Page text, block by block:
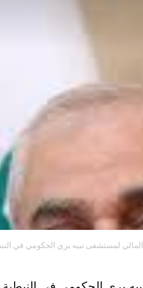
لمستشفى نبيه بري الحكومي في